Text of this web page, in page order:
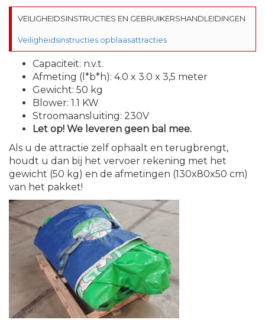
VEILIGHEIDSINSTRUCTIES EN GEBRUIKERSHANDLEIDINGEN
Veiligheidsinstructies opblaasattracties
Capaciteit: n.v.t.
Afmeting (l*b*h): 4.0 x 3.0 x 3,5 meter
Gewicht: 50 kg
Blower: 1.1 KW
Stroomaansluiting: 230V
Let op! We leveren geen bal mee.
Als u de attractie zelf ophaalt en terugbrengt,
houdt u dan bij het vervoer rekening met het
gewicht (50 kg) en de afmetingen (130x80x50 cm)
van het pakket!